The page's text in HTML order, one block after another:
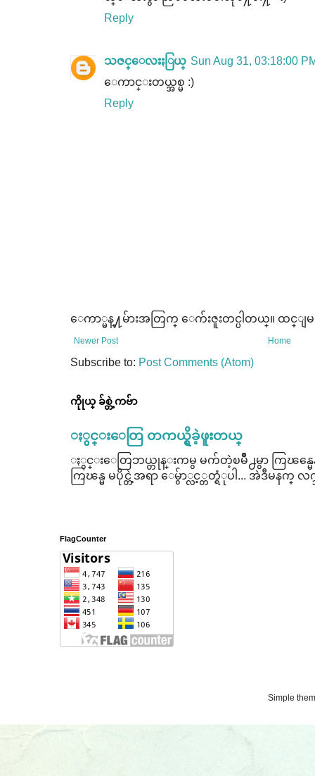
Reply
သဇင္ေလးႏြယ္ Sun Aug 31, 03:18:00
ေကာင္းတယ္အစ္မ :)
Reply
ေကာ္မန္႔မ်ားအတြက္ ေက်းဇူးတင္ပါတယ္။ ထင္ျမ
Newer Post Home
Subscribe to: Post Comments (Atom)
ကိုုယ္ ခ်စ္တဲ့ကဗ်ာ
ႏွင္းေတြ တကယ္ရွိခဲ့ဖူးတယ္
ႏွင္းေတြဘယ္တုန္းကမွ မက်တဲ့ၿမိဳ႕မွာ ကြၽန္မေ
ကြၽန္မ မပိုင္တဲ့အရာ ေမွ်ာ္လင့္တတ္ရံုပါ... အဲဒီမနက္ လ
FlagCounter
Simple